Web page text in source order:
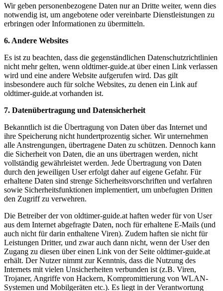
Wir geben personenbezogene Daten nur an Dritte weiter, wenn dies
notwendig ist, um angebotene oder vereinbarte Dienstleistungen zu
erbringen oder Informationen zu übermitteln.
6. Andere Websites
Es ist zu beachten, dass die gegenständlichen Datenschutzrichtlinien
nicht mehr gelten, wenn oldtimer-guide.at über einen Link verlassen
wird und eine andere Website aufgerufen wird. Das gilt
insbesondere auch für solche Websites, zu denen ein Link auf
oldtimer-guide.at vorhanden ist.
7. Datenübertragung und Datensicherheit
Bekanntlich ist die Übertragung von Daten über das Internet und
ihre Speicherung nicht hundertprozentig sicher. Wir unternehmen
alle Anstrengungen, übertragene Daten zu schützen. Dennoch kann
die Sicherheit von Daten, die an uns übertragen werden, nicht
vollständig gewährleistet werden. Jede Übertragung von Daten
durch den jeweiligen User erfolgt daher auf eigene Gefahr. Für
erhaltene Daten sind strenge Sicherheitsvorschriften und verfahren
sowie Sicherheitsfunktionen implementiert, um unbefugten Dritten
den Zugriff zu verwehren.
Die Betreiber der von oldtimer-guide.at haften weder für von User
aus dem Internet abgefragte Daten, noch für erhaltene E-Mails (und
auch nicht für darin enthaltene Viren). Zudem haften sie nicht für
Leistungen Dritter, und zwar auch dann nicht, wenn der User den
Zugang zu diesen über einen Link von der Seite oldtimer-guide.at
erhält. Der Nutzer nimmt zur Kenntnis, dass die Nutzung des
Internets mit vielen Unsicherheiten verbunden ist (z.B. Viren,
Trojaner, Angriffe von Hackern, Kompromittierung von WLAN-
Systemen und Mobilgeräten etc.). Es liegt in der Verantwortung